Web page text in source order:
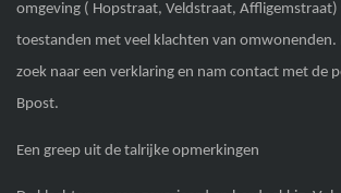
omgeving ( Hopstraat, Veldstraat,
toestanden met veel klachten van omwonenden.
zoek naar een verklaring en nam contact met de
Bpost.
Een greep uit de talrijke opmerkingen